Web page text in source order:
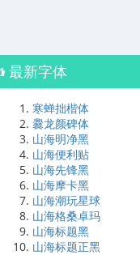
最新字体
寒蝉拙楷体
爨龙颜碑体
山海明净黑
山海便利贴
山海先锋黑
山海摩卡黑
山海潮玩星球
山海格桑卓玛
山海标题黑
山海标题正黑